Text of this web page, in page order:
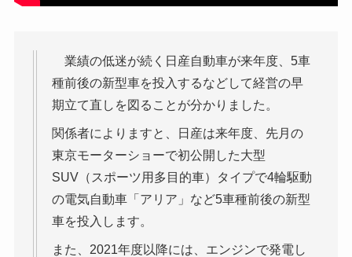
業績の低迷が続く日産自動車が来年度、5車
種前後の新型車を投入するなどして経営の早
期立て直しを図ることが分かりました。
関係者によりますと、日産は来年度、先月の
東京モーターショーで初公開した大型
SUV（スポーツ用多目的車）タイプで4輪駆動
の電気自動車「アリア」など5車種前後の新型
車を投入します。
また、2021年度以降には、エンジンで発電し